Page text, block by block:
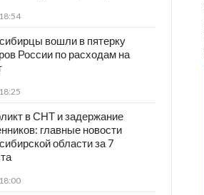
вошли в пятерку
России по расходам на
в СНТ и задержание
главные новости
области за 7